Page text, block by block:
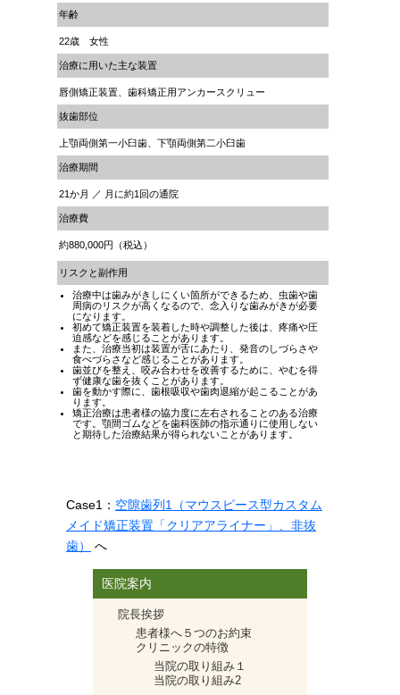
年齢
22歳 女性
治療に用いた主な装置
唇側矯正装置、歯科矯正用アンカースクリュー
抜歯部位
上顎両側第一小臼歯、下顎両側第二小臼歯
治療期間
21か月 ／ 月に約1回の通院
治療費
約880,000円（税込）
リスクと副作用
治療中は歯みがきしにくい箇所ができるため、虫歯や歯
周病のリスクが高くなるので、念入りな歯みがきが必要
になります。
初めて矯正装置を装着した時や調整した後は、疼痛や圧
迫感などを感じることがあります。
また、治療当初は装置が舌にあたり、発音のしづらさや
食べづらさなど感じることがあります。
歯並びを整え、咬み合わせを改善するために、やむを得
ず健康な歯を抜くことがあります。
歯を動かす際に、歯根吸収や歯肉退縮が起こることがあ
ります。
矯正治療は患者様の協力度に左右されることのある治療
です。顎間ゴムなどを歯科医師の指示通りに使用しない
と期待した治療結果が得られないことがあります。
Case1： 空隙歯列1（マウスピース型カスタム
メイド矯正装置「クリアアライナー」
、非抜
歯）
へ
医院案内
院長挨拶
患者様へ５つのお約束
クリニックの特徴
当院の取り組み１
当院の取り組み2